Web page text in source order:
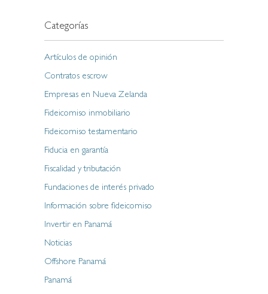
Categorías
Artículos de opinión
Contratos escrow
Empresas en Nueva Zelanda
Fideicomiso inmobiliario
Fideicomiso testamentario
Fiducia en garantía
Fiscalidad y tributación
Fundaciones de interés privado
Información sobre fideicomiso
Invertir en Panamá
Noticias
Offshore Panamá
Panamá